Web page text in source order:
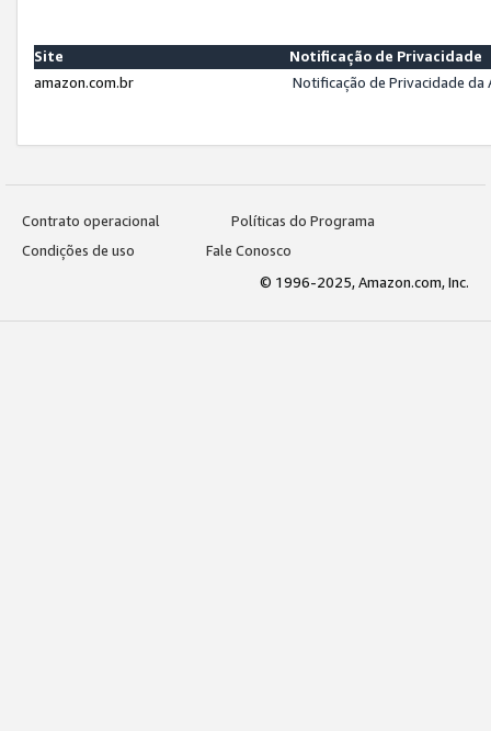
Site
Notificação de Privacidade
amazon.com.br
Notificação de Privacidade
Contrato operacional
Políticas do Programa
Condições de uso
Fale Conosco
© 1996-2025, Amazon.com, Inc.